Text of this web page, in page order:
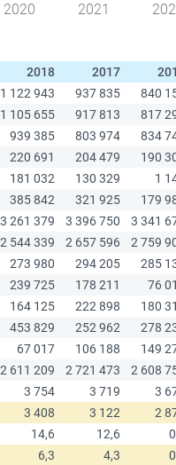
2020 2021
2018 2017